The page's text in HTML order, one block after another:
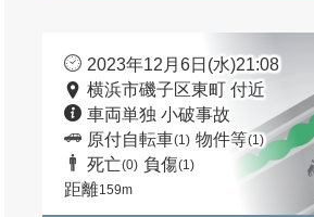
2023年12月6日(水)21:08
横浜市磯子区東町 付近
車両単独 小破事故
原付自転車(1) 物件等(1)
死亡(0) 負傷(1)
距離159m